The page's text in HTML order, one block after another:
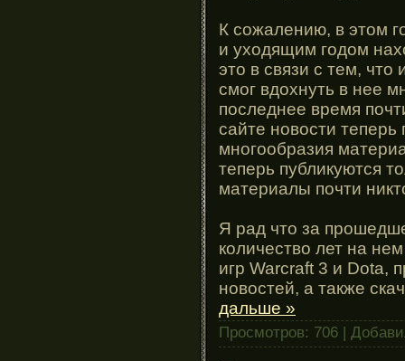
К сожалению, в этом
и уходящим годом
это в связи с тем,
смог вдохнуть в нее
последнее время
сайте новости теперь
многообразия
теперь публикуются
материалы почти
Я рад что за
количество лет на
игр Warcraft 3 и Dota,
новостей, а также
дальше »
Просмотров: 706 |